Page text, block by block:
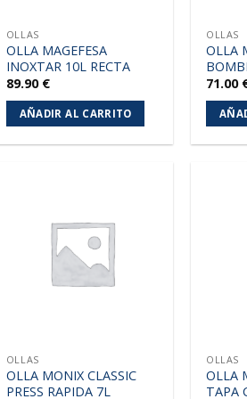
OLLAS
OLLA MAGEFESA
INOXTAR 10L RECTA
89.90 €
AÑADIR AL CARRITO
OLLAS
OLLA
71.00
OLLAS
OLLA MONIX CLASSIC
PRESS RAPIDA 7L
OLLAS
OLLA
TAPA